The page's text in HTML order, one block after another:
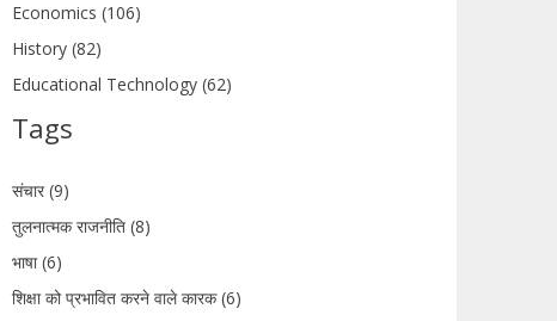
Economics (106)
History (82)
Educational Technology (62)
Tags
संचार (9)
तुलनात्मक राजनीति (8)
भाषा (6)
शिक्षा को प्रभावित करने वाले कारक (6)